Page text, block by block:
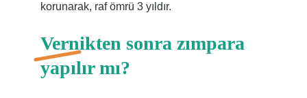
korunarak, raf ömrü 3 yıldır.
Vernikten sonra zımpara
yapılır mı?